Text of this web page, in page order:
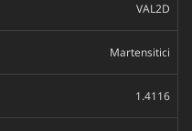
VAL2D
Martensitici
1.4116